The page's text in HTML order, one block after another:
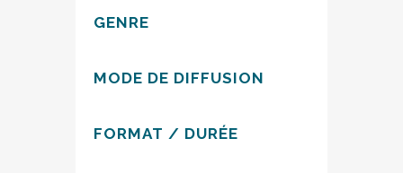
GENRE
MODE DE DIFFUSION
FORMAT / DURÉE